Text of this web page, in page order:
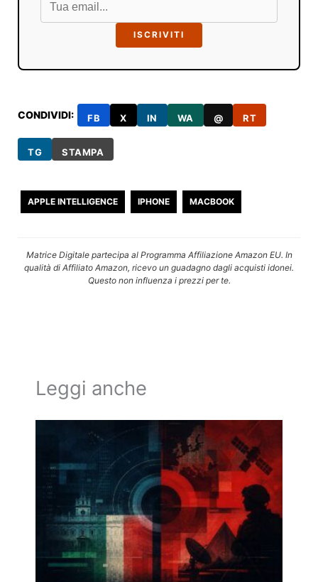
ISCRIVITI
CONDIVIDI: FB X IN WA @ RT
TG STAMPA
APPLE INTELLIGENCE IPHONE MACBOOK
Matrice Digitale partecipa al Programma Affiliazione Amazon EU. In
qualità di Affiliato Amazon, ricevo un guadagno dagli acquisti idonei.
Questo non influenza i prezzi per te.
Leggi anche